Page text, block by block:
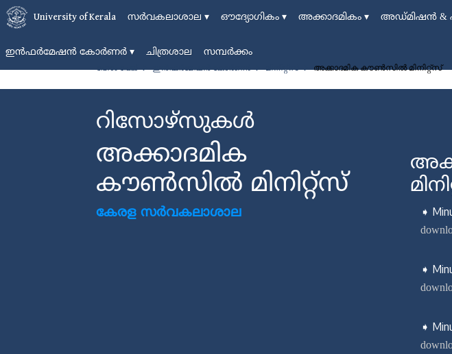
University of Kerala സര്‍വകലാശാല▾ ഔദ്യോഗികം▾ അക്കാദമികം▾ അഡ്മിഷന്‍ &
ഇന്‍ഫര്‍മേഷന്‍ കോര്‍ണര്‍ ▾ ചിത്രശാല സമ്പര്‍ക്കം
ഹോം പേജ് ഇന്‍ഫര്‍മേഷന്‍ കോര്‍ണര്‍ മിനിറ്റ്സ്‍ അക്കാദമിക കൗണ്‍സില്‍ മിനിറ്റ്സ്‍
റിസോഴ്സുകള്‍
അക്കാദമിക
കൗണ്‍സില്‍ മിനിറ്റ്സ്‍
കേരള സര്‍വകലാശാല ➧
➧
➧